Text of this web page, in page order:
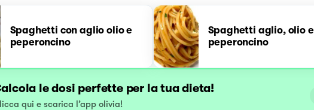
Spaghetti con aglio olio e
peperoncino
Spaghetti aglio, olio e
peperoncino
le dosi perfette per la tua dieta!
qui e scarica l’app olivia!